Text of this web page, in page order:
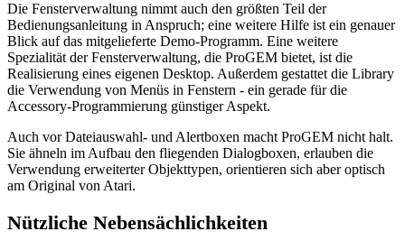
Die Fensterverwaltung nimmt auch den größten Teil der
Bedienungsanleitung in Anspruch; eine weitere Hilfe ist ein genauer
Blick auf das mitgelieferte Demo-Programm. Eine weitere
Spezialität der Fensterverwaltung, die ProGEM bietet, ist die
Realisierung eines eigenen Desktop. Außerdem gestattet die Library
die Verwendung von Menüs in Fenstern - ein gerade für die
Accessory-Programmierung günstiger Aspekt.
Auch vor Dateiauswahl- und Alertboxen macht ProGEM nicht halt.
Sie ähneln im Aufbau den fliegenden Dialogboxen, erlauben die
Verwendung erweiterter Objekttypen, orientieren sich aber optisch
am Original von Atari.
Nützliche Nebensächlichkeiten